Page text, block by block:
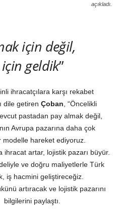
açıkladı.
için değil,
geldik”
ihracatçılara karşı rekabet
dile getiren Çoban , “Öncelikli
pastadan pay almak değil,
Avrupa pazarına daha çok
modelle hareket ediyoruz.
ihracat artar, lojistik pazarı büyür.
ve doğru maliyetlerle Türk
iş hacmini geliştireceğiz.
artıracak ve lojistik pazarını
paylaştı.